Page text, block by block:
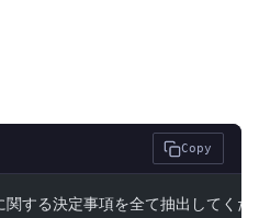
Copy
する決定事項を全て抽出してくだ